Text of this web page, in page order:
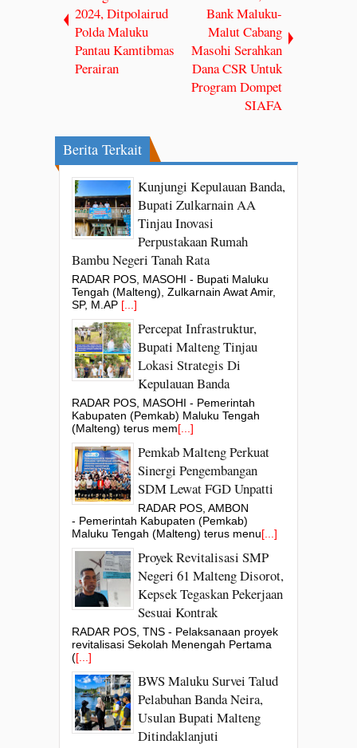
2024, Ditpolairud
Polda Maluku
Pantau Kamtibmas
Perairan
Bank Maluku-
Malut Cabang
Masohi Serahkan
Dana CSR Untuk
Program Dompet
SIAFA
Berita Terkait
Kunjungi Kepulauan Banda,
Bupati Zulkarnain AA
Tinjau Inovasi
Perpustakaan Rumah
Bambu Negeri Tanah Rata
RADAR POS, MASOHI - Bupati Maluku
Tengah (Malteng), Zulkarnain Awat Amir,
SP, M.AP [...]
Percepat Infrastruktur,
Bupati Malteng Tinjau
Lokasi Strategis Di
Kepulauan Banda
RADAR POS, MASOHI - Pemerintah
Kabupaten (Pemkab) Maluku Tengah
(Malteng) terus mem[...]
Pemkab Malteng Perkuat
Sinergi Pengembangan
SDM Lewat FGD Unpatti
RADAR POS, AMBON
- Pemerintah Kabupaten (Pemkab)
Maluku Tengah (Malteng) terus menu[...]
Proyek Revitalisasi SMP
Negeri 61 Malteng Disorot,
Kepsek Tegaskan Pekerjaan
Sesuai Kontrak
RADAR POS, TNS - Pelaksanaan proyek
revitalisasi Sekolah Menengah Pertama
([...]
BWS Maluku Survei Talud
Pelabuhan Banda Neira,
Usulan Bupati Malteng
Ditindaklanjuti